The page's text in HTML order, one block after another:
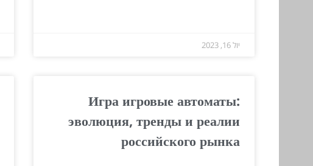
יול 16, 2023
Игра игровые автоматы:
эволюция, тренды и реалии
российского рынка